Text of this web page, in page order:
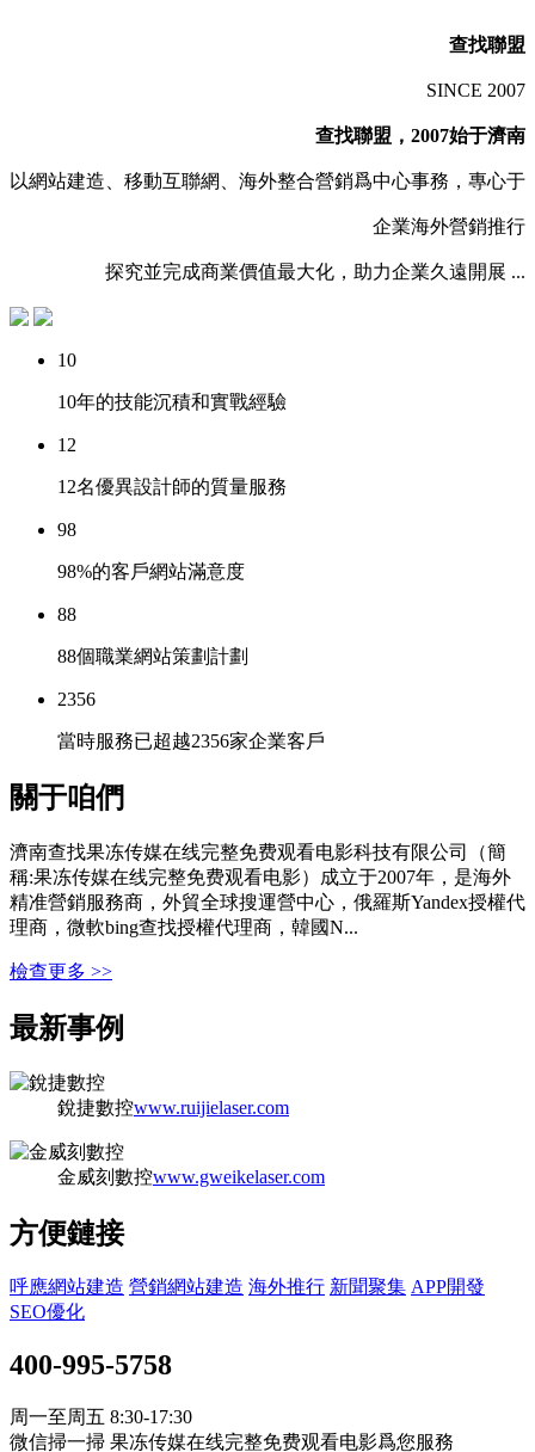
查找聯盟
SINCE 2007
查找聯盟，2007始于濟南
以網站建造、移動互聯網、海外整合營銷爲中心事務，專心于
企業海外營銷推行
探究並完成商業價值最大化，助力企業久遠開展 ...
10
10年的技能沉積和實戰經驗
12
12名優異設計師的質量服務
98
98%的客戶網站滿意度
88
88個職業網站策劃計劃
2356
當時服務已超越2356家企業客戶
關于咱們
濟南查找果冻传媒在线完整免费观看电影科技有限公司（簡
稱:果冻传媒在线完整免费观看电影）成立于2007年，是海外
精准營銷服務商，外貿全球搜運營中心，俄羅斯Yandex授權代
理商，微軟bing查找授權代理商，韓國N...
檢查更多 >>
最新事例
銳捷數控www.ruijielaser.com
金威刻數控www.gweikelaser.com
方便鏈接
呼應網站建造 營銷網站建造 海外推行 新聞聚集 APP開發
SEO優化
400-995-5758
周一至周五 8:30-17:30
微信掃一掃 果冻传媒在线完整免费观看电影爲您服務